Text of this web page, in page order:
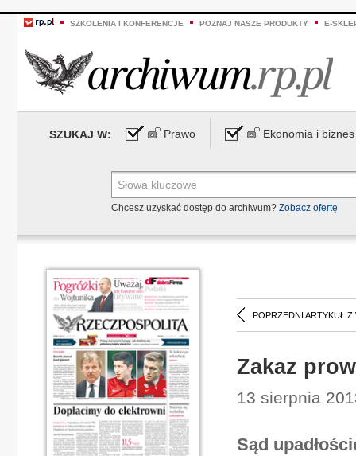
SZKOLENIA I KONFERENCJE POZNAJ NASZE PRODUKTY E-
SZUKAJ W: Prawo Ekonomia i biznes
Chcesz uzyskać dostęp do archiwum? Zobacz ofertę
POPRZEDNI ARTYKUŁ Z
Zakaz
13 sierpnia
Sąd